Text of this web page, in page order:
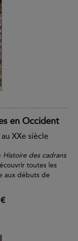
en Occident
XXe siècle
Histoire des cadrans
toutes les
aux débuts de